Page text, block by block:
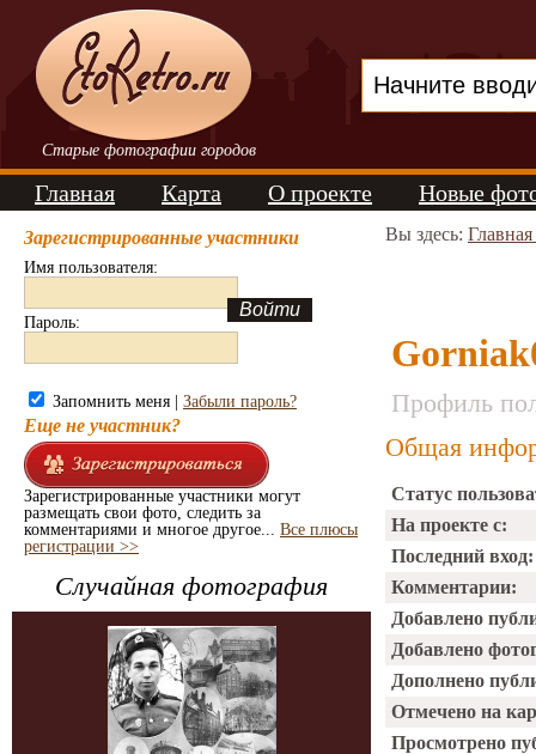
Старые фотографии городов
Главная Карта О проекте Новые
Зарегистрированные участники
Имя пользователя:
Пароль:
Запомнить меня | Забыли пароль?
Еще не участник?
Зарегистрированные участники могут
размещать свои фото, следить за
комментариями и многое другое... Все плюсы
регистрации >>
Случайная фотография
Вы здесь:
Профиль
Общая
Статус
На проекте с:
Последний вход:
Комментарии:
Добавлено
Добавлено
Дополнено
Отмечено на
Просмотрено